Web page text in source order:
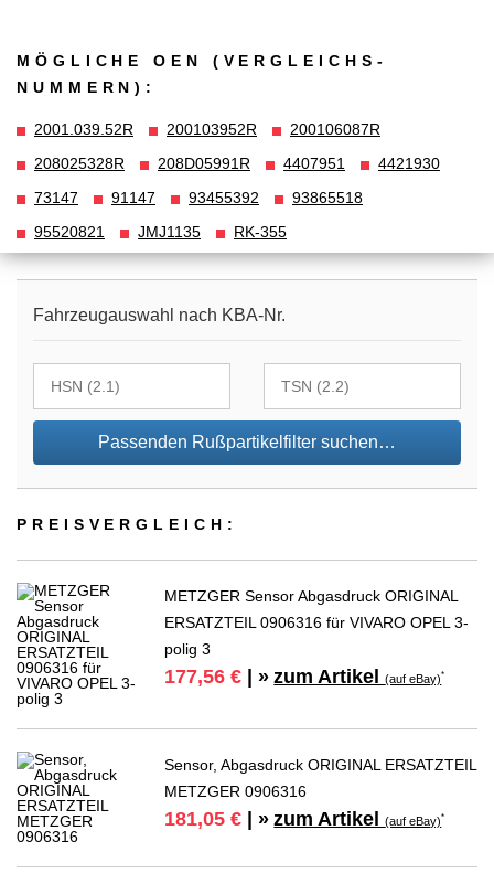
MÖGLICHE OEN (VERGLEICHS­
NUMMERN):
2001.039.52R 200103952R
200106087R
208025328R
208D05991R 4407951
4421930
73147
91147 93455392
93865518
95520821
JMJ1135 RK-355
Fahrzeugauswahl nach KBA-Nr.
Passenden Rußpartikelfilter suchen…
PREIS­VER­GLEICH:
METZGER Sensor Abgasdruck ORIGINAL
ERSATZTEIL 0906316 für VIVARO OPEL 3-
polig 3
177,56 € | » zum Artikel(auf eBay)*
Sensor, Abgasdruck ORIGINAL ERSATZTEIL
METZGER 0906316
181,05 € | » zum Artikel(auf eBay)*